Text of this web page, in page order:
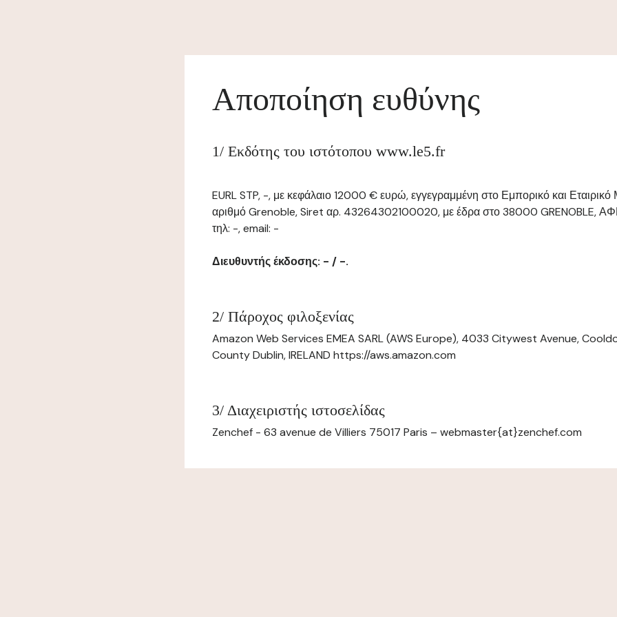
Αποποίηση ευθύνης
1/ Εκδότης του ιστότοπου www.le5.fr
EURL STP, -, με κεφάλαιο 12000 € ευρώ, εγγεγραμμένη στο Εμπορικό και
αριθμό Grenoble, Siret αρ. 43264302100020, με έδρα στο 38000 GRENOBLE,
τηλ: -, email: -
Διευθυντής έκδοσης: - / -.
2/ Πάροχος φιλοξενίας
Amazon Web Services EMEA SARL (AWS Europe), 4033 Citywest Avenue,
County Dublin, IRELAND https://aws.amazon.com
3/ Διαχειριστής ιστοσελίδας
Zenchef - 63 avenue de Villiers 75017 Paris – webmaster{at}zenchef.com